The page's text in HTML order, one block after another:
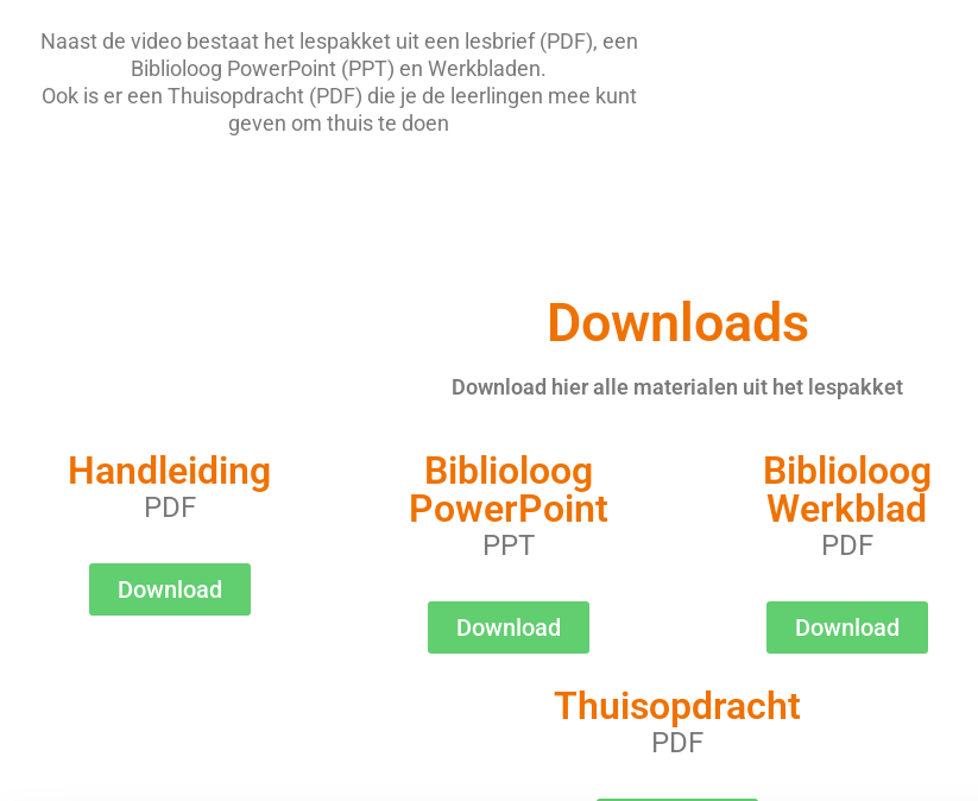
Naast de video bestaat het lespakket uit een lesbrief (PDF), een
Biblioloog PowerPoint (PPT) en Werkbladen.
Ook is er een Thuisopdracht (PDF) die je de leerlingen mee kunt
geven om thuis te doen
Downloads
Download hier alle materialen uit het lespakket
Handleiding
PDF
Download
Biblioloog
PowerPoint
PPT
Download
Biblioloog
Werkblad
PDF
Download
Thuisopdracht
PDF